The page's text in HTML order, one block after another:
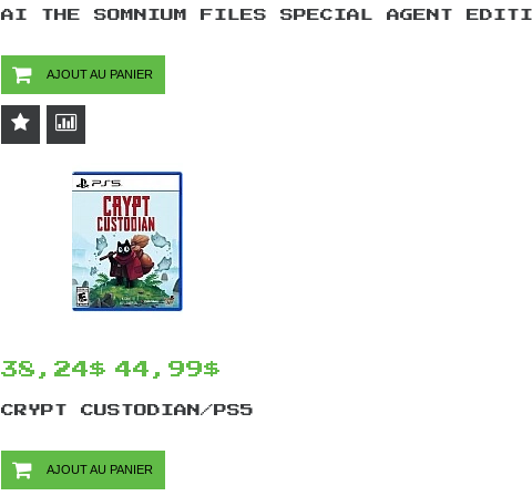
AI THE SOMNIUM FILES SPECIAL AGENT
AJOUT AU PANIER
38,24$ 44,99$
CRYPT CUSTODIAN/PS5
AJOUT AU PANIER